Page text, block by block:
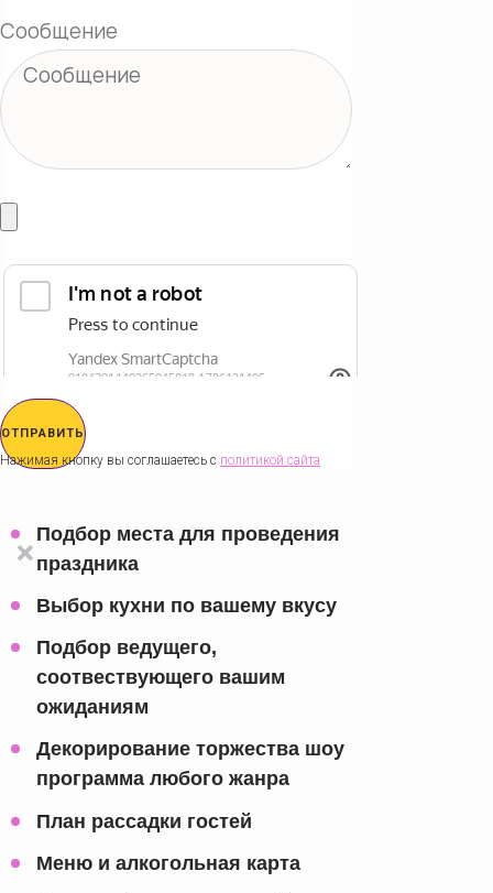
Сообщение
ОТПРАВИТЬ
Нажимая кнопку вы соглашаетесь с политикой сайта
Подбор места для проведения
праздника
Выбор кухни по вашему вкусу
Подбор ведущего,
соотвествующего вашим
ожиданиям
Декорирование торжества шоу
программа любого жанра
План рассадки гостей
Меню и алкогольная карта